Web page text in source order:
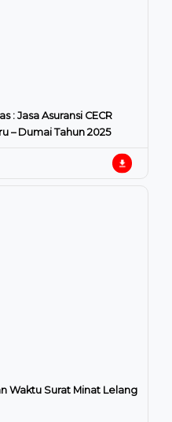
: Jasa Asuransi CECR
– Dumai Tahun 2025
Waktu Surat Minat Lelang